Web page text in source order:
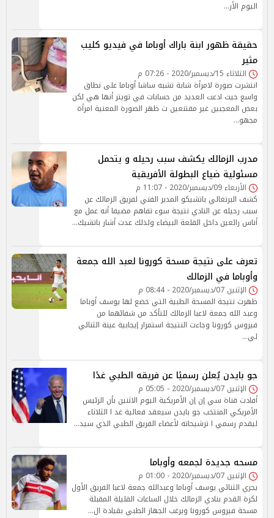
اليوم الأر…
حقيقة ظهور ابنة باراك أوباما في فيديو كليب
مثير
الثلاثاء 15/ديسمبر/2020 - 07:26 م
انتشرت صورة لامرأة شابة تشبه ساشا أوباما على نطاق
واسع حيث ادعت العديد من حسابات في تويتر أنها هي لكن
بعض المعجبين غير مقتنعين ت ظهر الصورة المعنية امرأة
مجهو…
مدرب الزمالك يكشف سبب رحيله و يتحمل
مسئولية ضياع البطولة الأفريقية
الأربعاء 09/ديسمبر/2020 - 11:07 م
كشف البرتغالي باتشيكو المدير الفني لفريق الزمالك عن
سبب رحيله عن النادي نتيجة سوء تفاهم مضيفا أنه عمل مع
أناس رائعين داخل القلعة البيضاء ولذلك عدت أشار باتشيك…
تعرف على نتيجة مسحة كورونا لعبد الله جمعة
وأوباما في الزمالك
الإثنين 07/ديسمبر/2020 - 08:44 م
ظهرت نتيجة المسحة الطبية التي خضع لها يوسف أوباما
وعبد الله جمعة لاعبا الزمالك للتأكد من شفائهما من
فيروس كورونا وجاءت النتيجة استمرار إيجابية عينة الثنائي
لي…
جو بايدن يُعلن رسميًا عن فريقه الطبي غدًا
الإثنين 07/ديسمبر/2020 - 05:05 م
أفادت قناة سي إن إن الأمريكية اليوم الاثنين بأن الرئيس
الأمريكي المنتخب جو بايدن سيعقد فعالية غد ا الثلاثاء
ليقدم رسمي ا ترشيحاته لأعضاء الفريق الطبي الذي سيد…
مسحه جديدة لجمعه وأوباما
الإثنين 07/ديسمبر/2020 - 01:00 م
يجري الثنائي يوسف أوباما وعبدالله جمعة لاعبا الفريق الأول
لكرة القدم بنادي الزمالك خلال الساعات القليلة المقبلة
مسحة فيروس كورونا ويرغب الجهاز الطبي بقيادة ال…